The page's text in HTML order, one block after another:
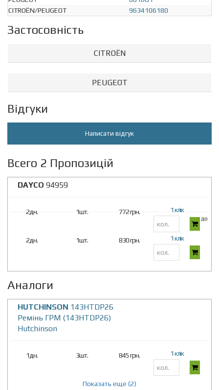
CITROËN/PEUGEOT
9634106180
Застосовність
CITROËN
PEUGEOT
Відгуки
Написати відгук
Всего 2 Пропозицій
DAYCO 94959
2дн. 1шт. 772 грн. 1 клік
до 14
2дн. 1шт. 830 грн. 1 клік
Аналоги
HUTCHINSON 143HTDP26
Ремінь ГРМ (143HTDP26)
Hutchinson
1дн. 3шт. 845 грн. 1 клік
Показать еще (2)